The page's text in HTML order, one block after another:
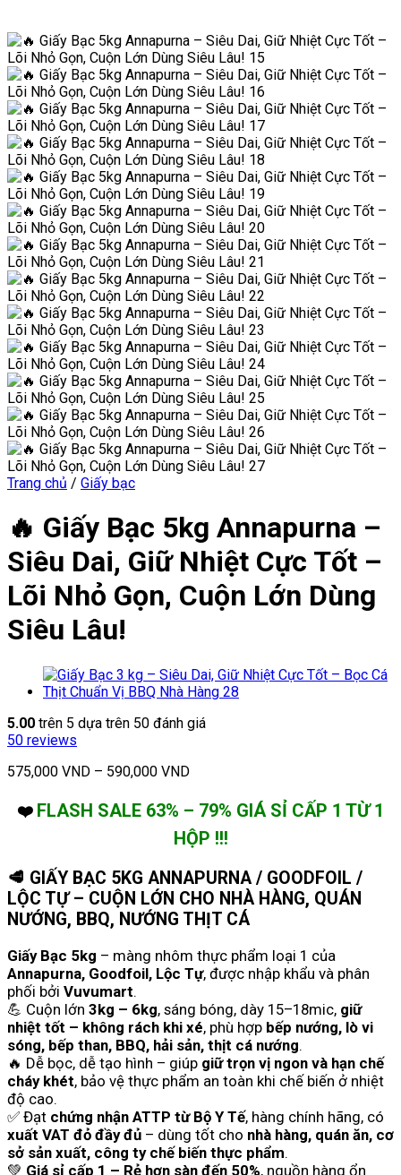
Trang chủ / Giấy bạc
🔥 Giấy Bạc 5kg Annapurna –
Siêu Dai, Giữ Nhiệt Cực Tốt –
Lõi Nhỏ Gọn, Cuộn Lớn Dùng
Siêu Lâu!
5.00 trên 5 dựa trên 50 đánh giá
50 reviews
575,000 VND – 590,000 VND
❤️ FLASH SALE 63% – 79% GIÁ SỈ CẤP 1 TỪ 1
HỘP !!!
🥩 GIẤY BẠC 5KG ANNAPURNA / GOODFOIL /
LỘC TỰ – CUỘN LỚN CHO NHÀ HÀNG, QUÁN
NƯỚNG, BBQ, NƯỚNG THỊT CÁ
Giấy Bạc 5kg – màng nhôm thực phẩm loại 1 của
Annapurna, Goodfoil, Lộc Tự, được nhập khẩu và phân
phối bởi Vuvumart.
💪 Cuộn lớn 3kg – 6kg, sáng bóng, dày 15–18mic, giữ
nhiệt tốt – không rách khi xé, phù hợp bếp nướng, lò vi
sóng, bếp than, BBQ, hải sản, thịt cá nướng.
🔥 Dễ bọc, dễ tạo hình – giúp giữ trọn vị ngon và hạn chế
cháy khét, bảo vệ thực phẩm an toàn khi chế biến ở nhiệt
độ cao.
✅ Đạt chứng nhận ATTP từ Bộ Y Tế, hàng chính hãng, có
xuất VAT đỏ đầy đủ – dùng tốt cho nhà hàng, quán ăn, cơ
sở sản xuất, công ty chế biến thực phẩm.
💚 Giá sỉ cấp 1 – Rẻ hơn sàn đến 50%, nguồn hàng ổn